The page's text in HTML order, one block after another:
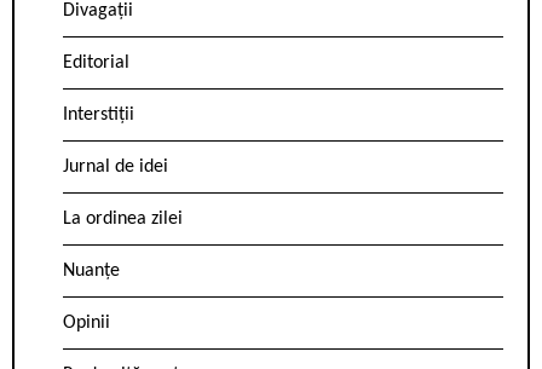
Divagații
Editorial
Interstiții
Jurnal de idei
La ordinea zilei
Nuanțe
Opinii